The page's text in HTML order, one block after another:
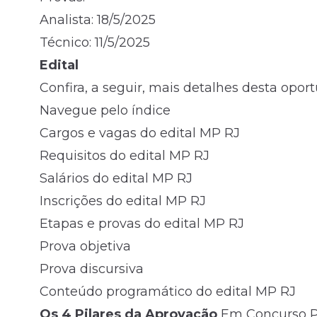
Analista: 18/5/2025
Técnico: 11/5/2025
Edital
Confira, a seguir, mais detalhes desta
Navegue pelo índice
Cargos e vagas do edital MP RJ
Requisitos do edital MP RJ
Salários do edital MP RJ
Inscrições do edital MP RJ
Etapas e provas do edital MP RJ
Prova objetiva
Prova discursiva
Conteúdo programático do edital MP RJ